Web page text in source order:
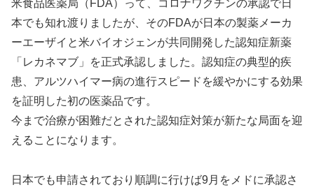
米食品医薬局（FDA）って、コロナワクチンの承認で日
本でも知れ渡りましたが、そのFDAが日本の製薬メーカ
ーエーザイと米バイオジェンが共同開発した認知症新薬
「レカネマブ」を正式承認しました。認知症の典型的疾
患、アルツハイマー病の進行スピードを緩やかにする効果
を証明した初の医薬品です。
今まで治療が困難だとされた認知症対策が新たな局面を迎
えることになります。
日本でも申請されており順調に行けば9月をメドに承認さ